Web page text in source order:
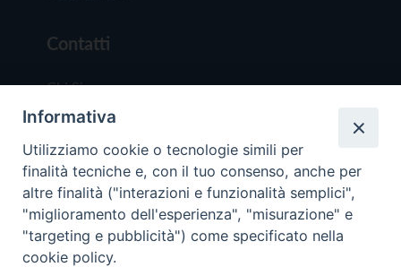
Contatti
Chi Siamo
Redazione
Scrivici
Copyright © 2019 - Tutti i diritti riservati - Vita
Informativa
Utilizziamo cookie o tecnologie simili per
finalità tecniche e, con il tuo consenso, anche per
altre finalità ("interazioni e funzionalità semplici",
"miglioramento dell'esperienza", "misurazione" e
"targeting e pubblicità") come specificato nella
cookie policy.